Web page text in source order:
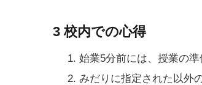
3 校内での心得
始業5分前には、授業の準
みだりに指定された以外